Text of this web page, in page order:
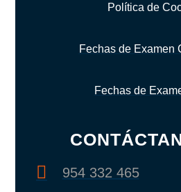
Política de
Fechas de Examen
Fechas de
954 332 465